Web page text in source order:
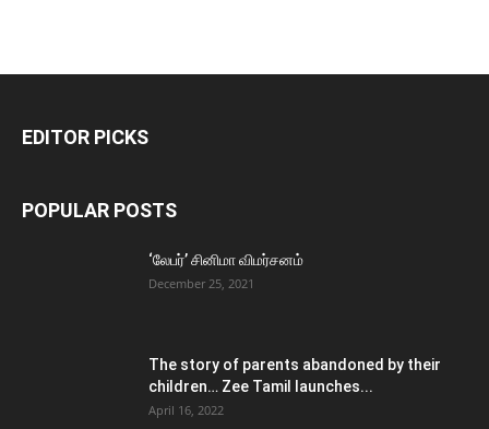
EDITOR PICKS
POPULAR POSTS
‘லேபர்’ சினிமா விமர்சனம்
December 25, 2021
The story of parents abandoned by their
children… Zee Tamil launches...
April 16, 2022